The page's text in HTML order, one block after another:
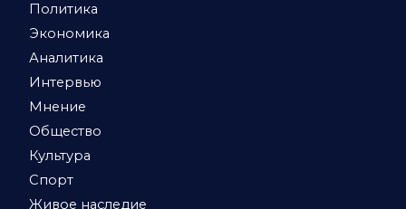
Политика
Экономика
Аналитика
Интервью
Мнение
Общество
Культура
Спорт
Живое наследие